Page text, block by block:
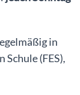
in
(FES),